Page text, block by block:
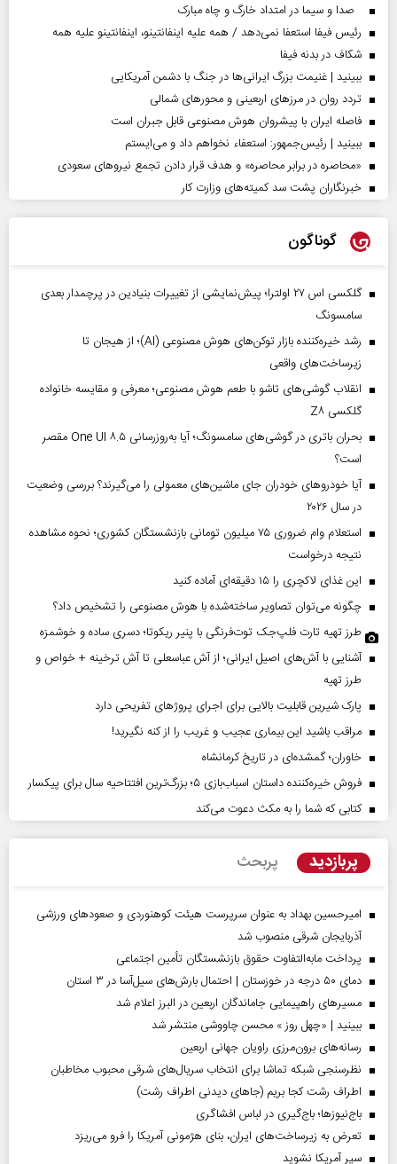
صدا و سیما در امتداد خارگ و چاه مبارک
رئیس فیفا استعفا نمی‌دهد / همه علیه اینفانتینو، اینفانتینو علیه همه
شکاف در بدنه فیفا
ببینید | غنیمت بزرگ ایرانی‌ها در جنگ با دشمن آمریکایی
تردد روان در مرزهای اربعینی و محورهای شمالی
فاصله ایران با پیشرو‌ان هوش مصنوعی قابل جبران است
ببینید | رئیس‌جمهور: استعفاء نخواهم داد و می‌ایستم
«محاصره در برابر محاصره» و هدف قرار دادن تجمع نیروهای سعودی
خبرنگاران پشت سد کمیته‌های وزارت کار
گوناگون
گلکسی اس ۲۷ اولترا؛ پیش‌نمایشی از تغییرات بنیادین در پرچمدار بعدی
سامسونگ
رشد خیره‌کننده بازار توکن‌های هوش مصنوعی (AI)؛ از هیجان تا
زیرساخت‌های واقعی
انقلاب گوشی‌های تاشو‌ با طعم هوش مصنوعی؛ معرفی و مقایسه خانواده
گلکسی Z۸
بحران باتری در گوشی‌های سامسونگ؛ آیا به‌روزرسانی One UI ۸.۵ مقصر
است؟
آیا خودروهای خودران جای ماشین‌های معمولی را می‌گیرند؟ بررسی وضعیت
در سال ۲۰۲۶
استعلام وام ضروری ۷۵ میلیون تومانی بازنشستگان کشوری؛ نحوه مشاهده
نتیجه درخواست
این غذای لاکچری را ۱۵ دقیقه‌ای آماده کنید
چگونه می‌توان تصاویر ساخته‌شده با هوش مصنوعی را تشخیص داد؟
طرز تهیه تارت فلپ‌جک توت‌فرنگی با پنیر ریکوتا؛ دسری ساده و خوشمزه
آشنایی با آش‌های اصیل ایرانی؛ از آش عباسعلی تا آش ترخینه + خواص و
طرز تهیه
پارک شیرین قابلیت‌ بالایی برای اجرای پروژهای تفریحی دارد
مراقب باشید این بیماری عجیب و غریب را از کنه نگیرید!
خاوران؛ گمشده‌ای در تاریخ کرمانشاه
فروش خیره‌کننده داستان اسباب‌بازی ۵؛ بزرگ‌ترین افتتاحیه سال برای پیکسار
کتابی که شما را به مکث دعوت می‌کند
پربازدید پربحث
امیرحسین بهداد به عنوان سرپرست هیئت کوهنوردی و صعودهای ورزشی
آذربایجان شرقی منصوب شد
پرداخت مابه‌التفاوت حقوق بازنشستگان تأمین اجتماعی
دمای ۵۰ درجه در خوزستان | احتمال بارش‌های سیل‌آسا در ۳ استان
مسیر‌های راهپیمایی جاماندگان اربعین در البرز اعلام شد
ببینید | «چهل روز » محسن چاووشی منتشر شد
رسانه‌های برون‌مرزی راویان جهانی اربعین
نظرسنجی شبکه تماشا برای انتخاب سریال‌های شرقی محبوب مخاطبان
اطراف رشت کجا بریم (جاهای دیدنی اطراف رشت)
باج‌نیوزها؛ باج‌گیری در لباس افشاگری
تعرض به زیرساخت‌های ایران، بنای هژمونی آمریکا را فرو می‌ریزد
سپر آمریکا نشوید